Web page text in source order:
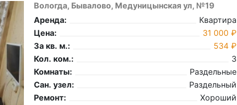
Вологда, Бывалово, Медуницынская ул, №19
Аренда:
Квартира
Цена:
31 000 ₽
За кв. м.:
534 ₽
Кол. ком.:
3
Комнаты:
Раздельные
Сан. узел:
Раздельный
Ремонт:
Хороший